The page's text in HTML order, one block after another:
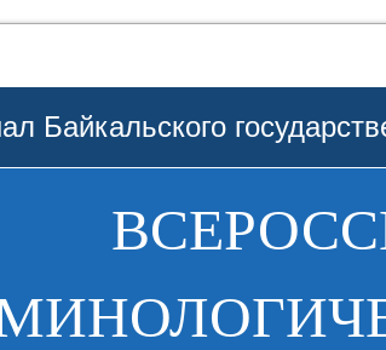
Байкальского